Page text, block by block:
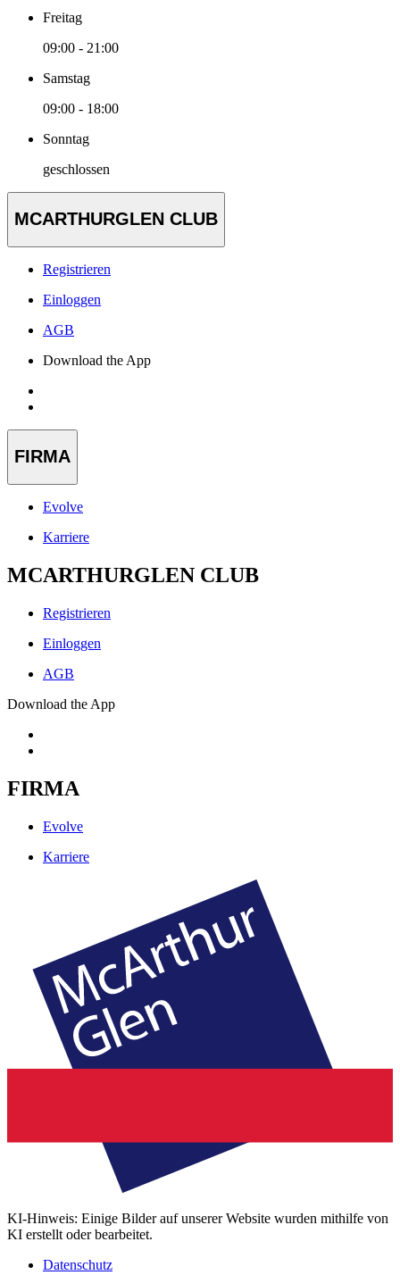
Freitag
09:00 - 21:00
Samstag
09:00 - 18:00
Sonntag
geschlossen
MCARTHURGLEN CLUB
Registrieren
Einloggen
AGB
Download the App
FIRMA
Evolve
Karriere
MCARTHURGLEN CLUB
Registrieren
Einloggen
AGB
Download the App
FIRMA
Evolve
Karriere
KI-Hinweis: Einige Bilder auf unserer Website wurden mithilfe von
KI erstellt oder bearbeitet.
Datenschutz